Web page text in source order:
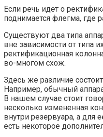
Если речь идет о
поднимается флегма, где
Существуют два типа
вне зависимости от типа
ректификационная
во-многом схож.
Здесь же различие
Например, обычный
В нашем случае стоит
несколько измененная
внутри резервуара, а для
есть некоторое